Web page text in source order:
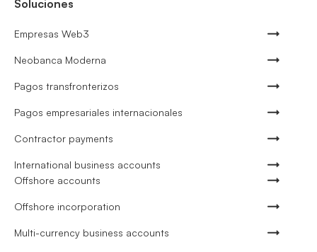
Soluciones
Empresas Web3
Neobanca Moderna
Pagos transfronterizos
Pagos empresariales internacionales
Contractor payments
International business accounts
Offshore accounts
Offshore incorporation
Multi-currency business accounts